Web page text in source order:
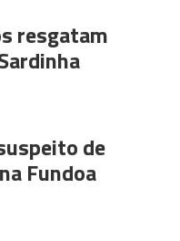
resgatam
de
Fundoa